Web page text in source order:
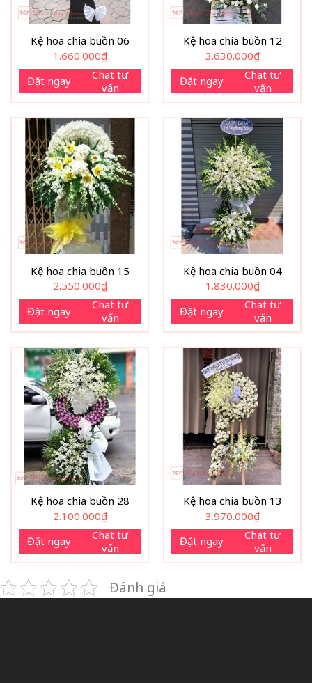
Kệ hoa chia buồn 06
1.660.000₫
Đặt ngay
Chat tư
vấn
Kệ hoa chia buồn 12
3.630.000₫
Đặt ngay
Chat tư
vấn
Kệ hoa chia buồn 15
2.550.000₫
Đặt ngay
Chat tư
vấn
Kệ hoa chia buồn 04
1.830.000₫
Đặt ngay
Chat tư
vấn
Kệ hoa chia buồn 28
2.100.000₫
Đặt ngay
Chat tư
vấn
Kệ hoa chia buồn 13
3.970.000₫
Đặt ngay
Chat tư
vấn
Đánh giá